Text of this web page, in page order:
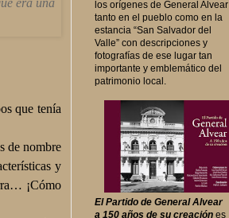
era una
que tenía
de nombre
y
¡Cómo
los orígenes de General Alvear
tanto en el pueblo como en la
estancia “San Salvador del
Valle” con descripciones y
fotografías de ese lugar tan
importante y emblemático del
patrimonio local.
El Partido de General Alvear
a 150 años de su creación es